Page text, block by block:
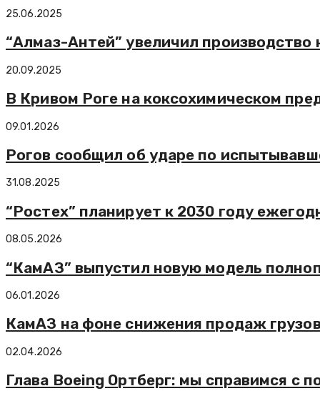
25.06.2025
“Алмаз-Антей” увеличил
20.09.2025
В Кривом Роге на коксохимическом
09.01.2026
Рогов сообщил об ударе по
31.08.2025
“Ростех” планирует к 2030 году
08.05.2026
“КамАЗ” выпустил новую модель
06.01.2026
КамАЗ на фоне снижения продаж
02.04.2026
Глава Boeing Ортберг: мы справимся с